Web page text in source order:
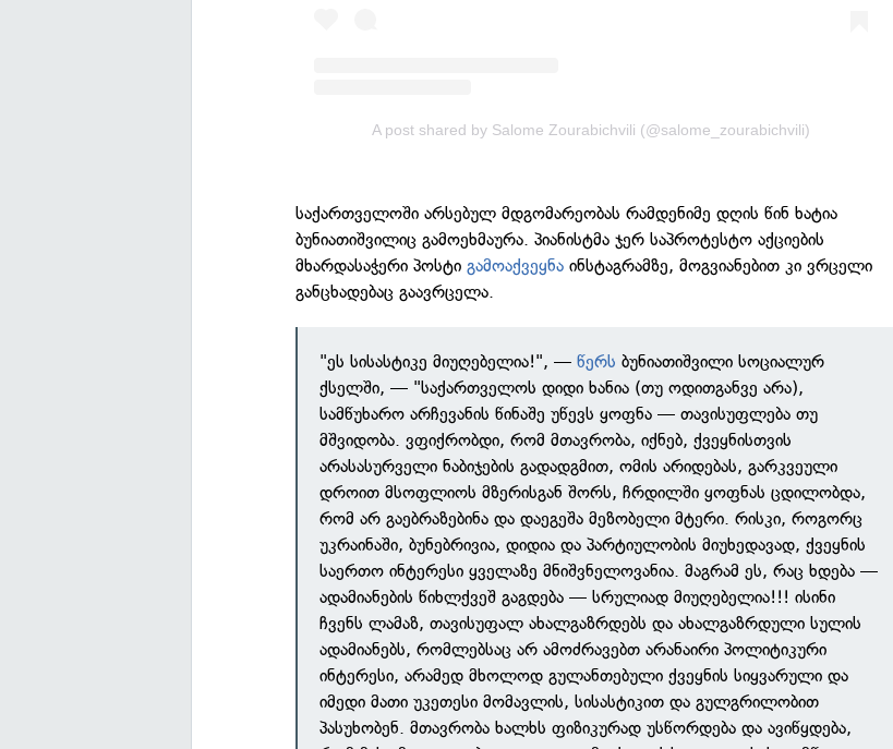
A post shared by Salome Zourabichvili (@salome_zourabichvili)
საქართველოში არსებულ მდგომარეობას რამდენიმე დღის წინ ხატია
ბუნიათიშვილიც გამოეხმაურა. პიანისტმა ჯერ საპროტესტო აქციების
მხარდასაჭერი პოსტიგამოაქვეყნა ინსტაგრამზე, მოგვიანებით კი ვრცელი
განცხადებაც გაავრცელა.
"ეს სისასტიკე მიუღებელია!", —წერს ბუნიათიშვილი სოციალურ
ქსელში, — "საქართველოს დიდი ხანია (თუ ოდითგანვე არა),
სამწუხარო არჩევანის წინაშე უწევს ყოფნა — თავისუფლება თუ
მშვიდობა. ვფიქრობდი, რომ მთავრობა, იქნებ, ქვეყნისთვის
არასასურველი ნაბიჯების გადადგმით, ომის არიდებას, გარკვეული
დროით მსოფლიოს მზერისგან შორს, ჩრდილში ყოფნას ცდილობდა,
რომ არ გაებრაზებინა და დაეგეშა მეზობელი მტერი. რისკი, როგორც
უკრაინაში, ბუნებრივია, დიდია და პარტიულობის მიუხედავად, ქვეყნის
საერთო ინტერესი ყველაზე მნიშვნელოვანია. მაგრამ ეს, რაც ხდება —
ადამიანების წიხლქვეშ გაგდება — სრულიად მიუღებელია!!! ისინი
ჩვენს ლამაზ, თავისუფალ ახალგაზრდებს და ახალგაზრდული სულის
ადამიანებს, რომლებსაც არ ამოძრავებთ არანაირი პოლიტიკური
ინტერესი, არამედ მხოლოდ გულანთებული ქვეყნის სიყვარული და
იმედი მათი უკეთესი მომავლის, სისასტიკით და გულგრილობით
პასუხობენ. მთავრობა ხალხს ფიზიკურად უსწორდება და ავიწყდება,